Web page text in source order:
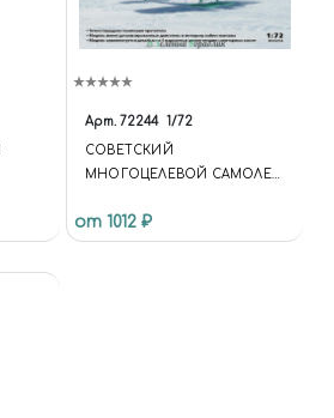
Арт. 72244 1/72
СОВЕТСКИЙ
МНОГОЦЕЛЕВОЙ САМОЛЕТ
от 1012 ₽